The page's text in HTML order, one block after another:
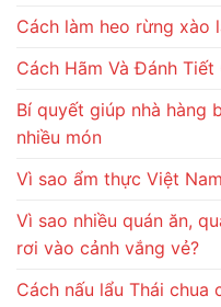
Cách làm heo rừng xào
Cách Hãm Và Đánh Tiết
Bí quyết giúp nhà hàng
nhiều món
Vì sao ẩm thực Việt
Vì sao nhiều quán ăn,
rơi vào cảnh vắng vẻ?
Cách nấu lẩu Thái chua